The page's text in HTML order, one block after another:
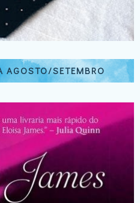
AGOSTO/SETEMBRO